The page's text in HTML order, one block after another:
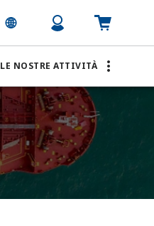
LE NOSTRE ATTIVITÀ